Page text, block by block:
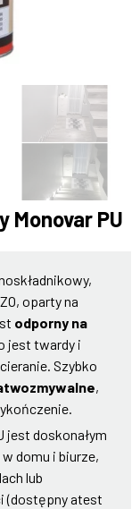
Monovar PU
oparty na
odporny na
jest twardy i
Szybko
,
jest doskonałym
domu i biurze,
lub
(dostępny atest